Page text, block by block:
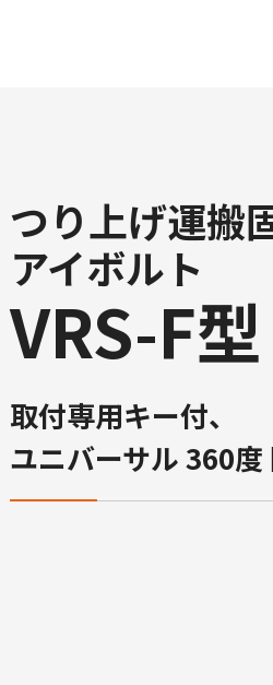
つり上げ運搬
アイボルト
VRS-F型
取付専用キー付、
ユニバーサル 360度